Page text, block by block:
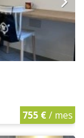
755 €/ mes